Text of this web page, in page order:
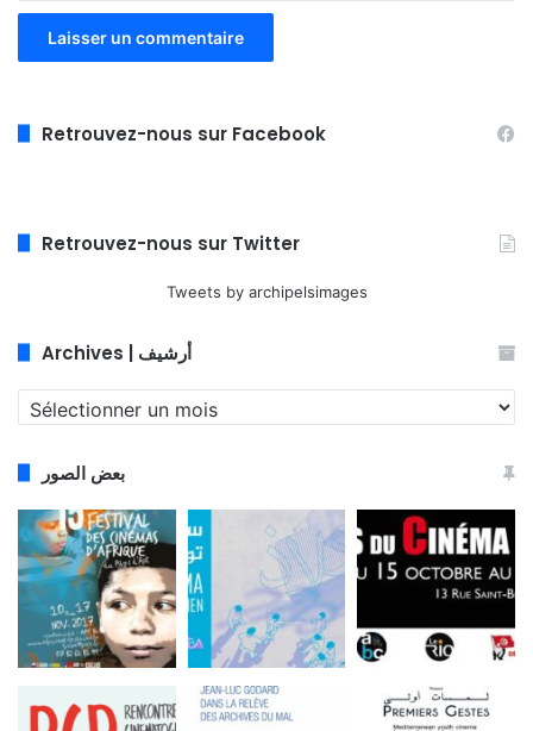
Retrouvez-nous sur Facebook
Retrouvez-nous sur Twitter
Tweets by archipelsimages
Archives | أرشيف
Archives
|
بعض الصور